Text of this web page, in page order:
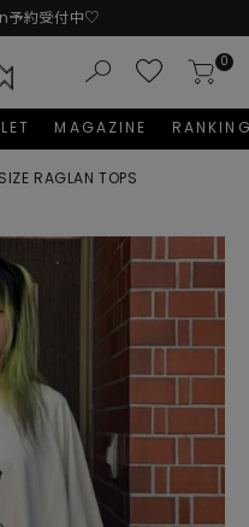
約受付中♡
OFFクーポンプレゼント
イントプレゼント！
0
MAGAZINE
RAGLAN TOPS